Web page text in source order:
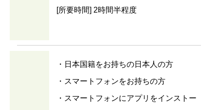
[所要時間] 2時間半程度
・日本国籍をお持ちの日本人の方
・スマートフォンをお持ちの方
・スマートフォンにアプリをインストー